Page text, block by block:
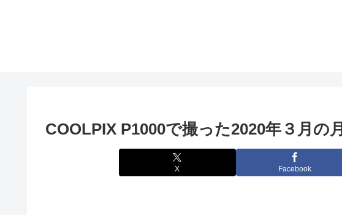
COOLPIX P1000で撮った2020年３月の月
X Facebook